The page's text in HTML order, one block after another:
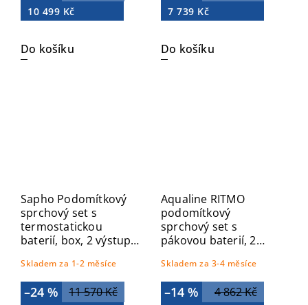
10 499 Kč
Do košíku
7 739 Kč
Do košíku
Sapho Podomítkový
sprchový set s
termostatickou
baterií, box, 2 výstupy,
Skladem za 1-2 měsíce
11 570 Kč
–24 %
Aqualine RITMO
podomítkový
sprchový set s
pákovou baterií, 2
Skladem za 3-4 měsíce
4 862 Kč
–14 %